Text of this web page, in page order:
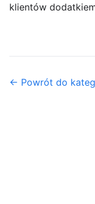
klientów
← Powrót do